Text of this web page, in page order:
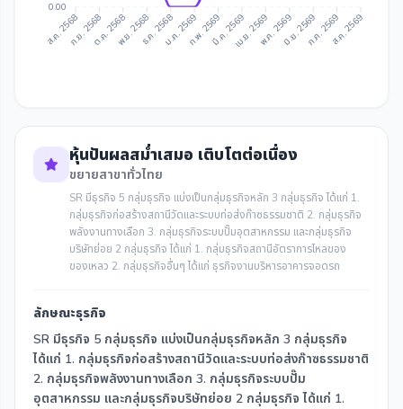
0.00
ส.ค. 2568ก.ย. 2568ต.ค. 2568พ.ย. 2568ธ.ค. 2568ม.ค. 2569ก.พ. 2569มี.ค. 2569เม.ย. 2569พ.ค. 2569มิ.ย. 2569ก.ค. 2569ส.ค. 2569
หุ้นปันผลสม่ำเสมอ เติบโตต่อเนื่อง
ขยายสาขาทั่วไทย
SR มีธุรกิจ 5 กลุ่มธุรกิจ แบ่งเป็นกลุ่มธุรกิจหลัก 3 กลุ่มธุรกิจ ได้แก่ 1.
กลุ่มธุรกิจก่อสร้างสถานีวัดและระบบท่อส่งก๊าซธรรมชาติ 2. กลุ่มธุรกิจ
พลังงานทางเลือก 3. กลุ่มธุรกิจระบบปั๊มอุตสาหกรรม และกลุ่มธุรกิจ
บริษัทย่อย 2 กลุ่มธุรกิจ ได้แก่ 1. กลุ่มธุรกิจสถานีอัตราการไหลของ
ของเหลว 2. กลุ่มธุรกิจอื่นๆ ได้แก่ ธุรกิจงานบริหารอาคารจอดรถ
ลักษณะธุรกิจ
SR มีธุรกิจ 5 กลุ่มธุรกิจ แบ่งเป็นกลุ่มธุรกิจหลัก 3 กลุ่มธุรกิจ
ได้แก่ 1. กลุ่มธุรกิจก่อสร้างสถานีวัดและระบบท่อส่งก๊าซธรรมชาติ
2. กลุ่มธุรกิจพลังงานทางเลือก 3. กลุ่มธุรกิจระบบปั๊ม
อุตสาหกรรม และกลุ่มธุรกิจบริษัทย่อย 2 กลุ่มธุรกิจ ได้แก่ 1.